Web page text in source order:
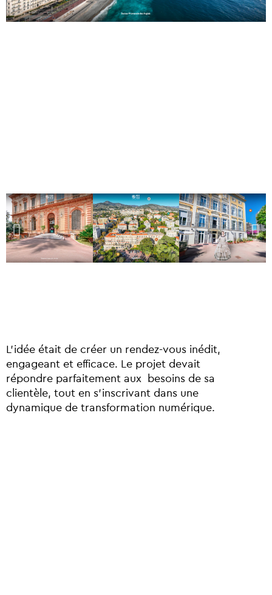
L’idée était de créer un rendez-vous inédit,
engageant et efficace. Le projet devait
répondre parfaitement aux besoins de sa
clientèle, tout en s’inscrivant dans une
dynamique de transformation numérique.